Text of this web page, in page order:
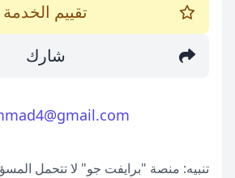
تقييم الخدمة
شارك
تنبيه: منصة "برايفت جو" لا تتحمل